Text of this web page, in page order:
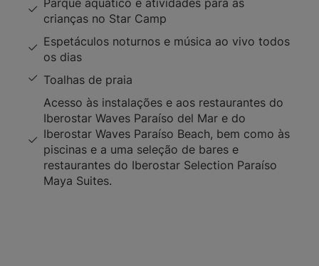
Parque aquático e atividades para as
crianças no Star Camp
Espetáculos noturnos e música ao vivo todos
os dias
Toalhas de praia
Acesso às instalações e aos restaurantes do
Iberostar Waves Paraíso del Mar e do
Iberostar Waves Paraíso Beach, bem como às
piscinas e a uma seleção de bares e
restaurantes do Iberostar Selection Paraíso
Maya Suites.